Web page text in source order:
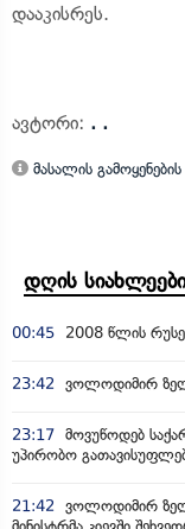
დააკისრეს.
ავტორი: . .
მასალის
დღის სიახლეები
00:45 2008 წლის
23:42 ვოლოდიმირ
23:17 მოვუწოდებ
უპირობო
21:42 ვოლოდიმირ